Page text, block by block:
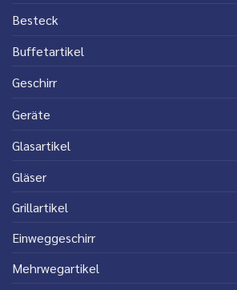
Besteck
Buffetartikel
Geschirr
Geräte
Glasartikel
Gläser
Grillartikel
Einweggeschirr
Mehrwegartikel